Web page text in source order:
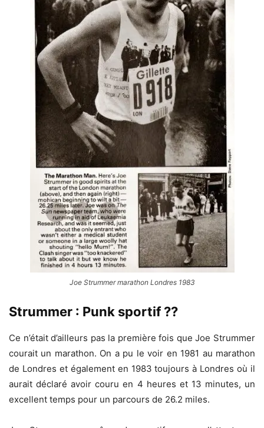
Joe Strummer marathon Londres 1983
Strummer : Punk sportif ??
Ce n’était d’ailleurs pas la première fois que Joe Strummer
courait un marathon. On a pu le voir en 1981 au marathon
de Londres et également en 1983 toujours à Londres où il
aurait déclaré avoir couru en 4 heures et 13 minutes, un
excellent temps pour un parcours de 26.2 miles.